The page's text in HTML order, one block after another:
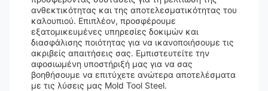
ανθεκτικότητας και της αποτελεσματικότητας του
καλουπιού. Επιπλέον, προσφέρουμε
εξατομικευμένες υπηρεσίες δοκιμών και
διασφάλισης ποιότητας για να ικανοποιήσουμε τις
ακριβείς απαιτήσεις σας. Εμπιστευτείτε την
αφοσιωμένη υποστήριξή μας για να σας
βοηθήσουμε να επιτύχετε ανώτερα αποτελέσματα
με τις λύσεις μας Mold Tool Steel.